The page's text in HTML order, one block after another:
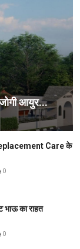
जोगी आयुर...
Care के
0
भाऊ का राहत
0